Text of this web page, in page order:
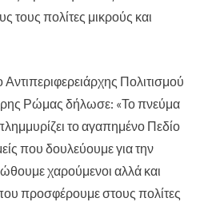
τους πολίτες μικρούς και
Πολιτισμού
Ρώμας δήλωσε: «Το πνεύμα
το αγαπημένο Πεδίο
που δουλεύουμε για την
χαρούμενοι αλλά και
προσφέρουμε στους πολίτες